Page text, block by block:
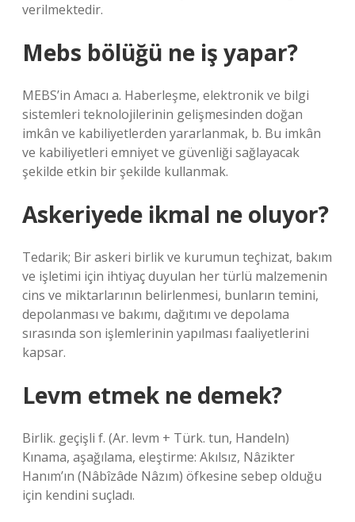
verilmektedir.
Mebs bölüğü ne iş yapar?
MEBS’in Amacı a. Haberleşme, elektronik ve bilgi
sistemleri teknolojilerinin gelişmesinden doğan
imkân ve kabiliyetlerden yararlanmak, b. Bu imkân
ve kabiliyetleri emniyet ve güvenliği sağlayacak
şekilde etkin bir şekilde kullanmak.
Askeriyede ikmal ne oluyor?
Tedarik; Bir askeri birlik ve kurumun teçhizat, bakım
ve işletimi için ihtiyaç duyulan her türlü malzemenin
cins ve miktarlarının belirlenmesi, bunların temini,
depolanması ve bakımı, dağıtımı ve depolama
sırasında son işlemlerinin yapılması faaliyetlerini
kapsar.
Levm etmek ne demek?
Birlik. geçişli f. (Ar. levm + Türk. tun, Handeln)
Kınama, aşağılama, eleştirme: Akılsız, Nâzikter
Hanım’ın (Nâbîzâde Nâzım) öfkesine sebep olduğu
için kendini suçladı.